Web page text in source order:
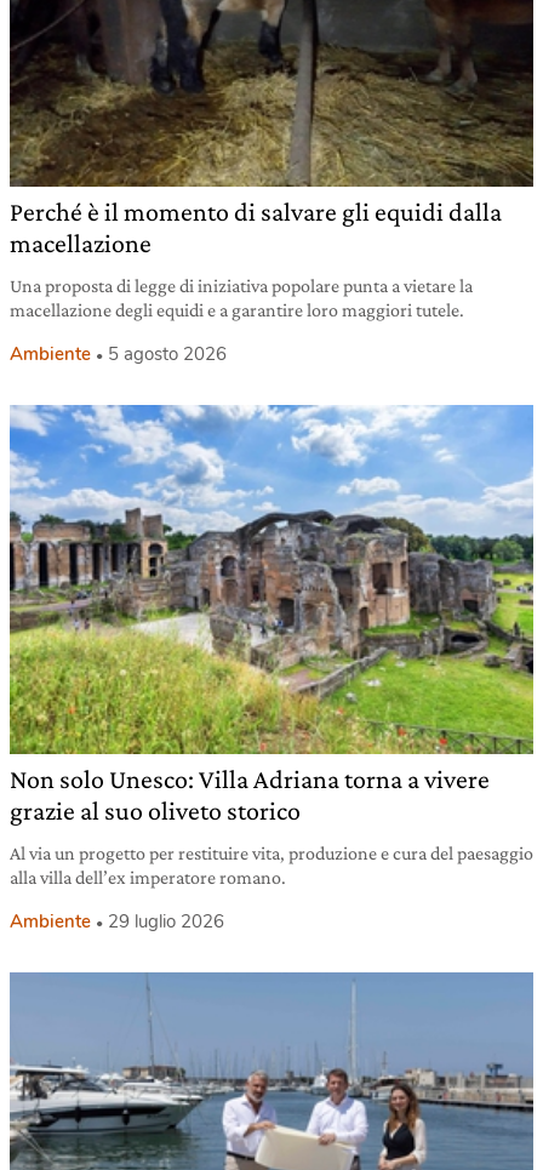
Perché è il momento di salvare gli equidi dalla
macellazione
Una proposta di legge di iniziativa popolare punta a vietare la
macellazione degli equidi e a garantire loro maggiori tutele.
Ambiente 5 agosto 2026
Non solo Unesco: Villa Adriana torna a vivere
grazie al suo oliveto storico
Al via un progetto per restituire vita, produzione e cura del paesaggio
alla villa dell’ex imperatore romano.
Ambiente 29 luglio 2026